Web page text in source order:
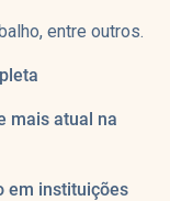
entre outros.
mais atual na
em instituições